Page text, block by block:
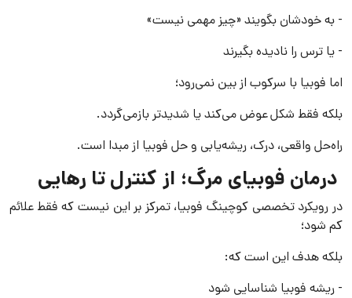
- به خودشان بگویند «چیز مهمی نیست»
- یا ترس را نادیده بگیرند
اما فوبیا با سرکوب از بین نمی‌رود؛
بلکه فقط شکل عوض می‌کند یا شدیدتر بازمی‌گردد.
راه‌حل واقعی، درک، ریشه‌یابی و حل فوبیا از مبدا است.
درمان فوبیای مرگ؛ از کنترل تا رهایی
در رویکرد تخصصی کوچینگ فوبیا، تمرکز بر این نیست که فقط علائم
کم شود؛
بلکه هدف این است که:
- ریشه فوبیا شناسایی شود